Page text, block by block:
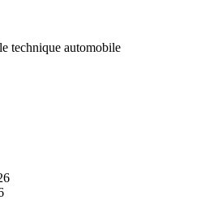
technique automobile